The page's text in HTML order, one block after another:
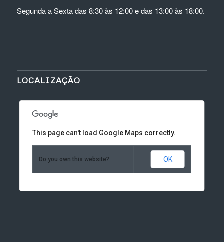
Segunda a Sexta das 8:30 às 12:00 e das 13:00 às 18:00.
LOCALIZAÇÃO
This page can't load Google Maps correctly.
Do you own this website? OK